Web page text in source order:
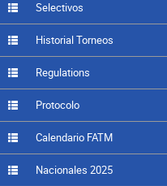
Selectivos
Historial Torneos
Regulations
Protocolo
Calendario FATM
Nacionales 2025